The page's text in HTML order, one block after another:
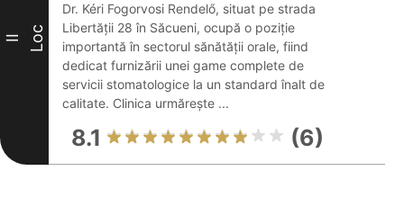
II Loc
Dr. Kéri Fogorvosi Rendelő, situat pe strada
Libertății 28 în Săcueni, ocupă o poziție
importantă în sectorul sănătății orale, fiind
dedicat furnizării unei game complete de
servicii stomatologice la un standard înalt de
calitate. Clinica urmărește ...
8.1 (6)